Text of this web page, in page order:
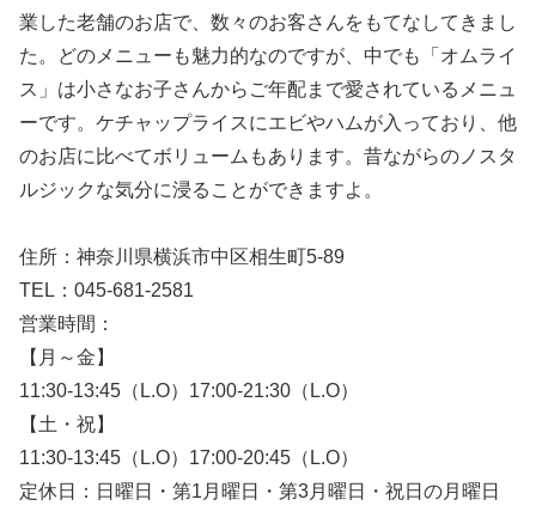
業した老舗のお店で、数々のお客さんをもてなしてきまし
た。どのメニューも魅力的なのですが、中でも「オムライ
ス」は小さなお子さんからご年配まで愛されているメニュ
ーです。ケチャップライスにエビやハムが入っており、他
のお店に比べてボリュームもあります。昔ながらのノスタ
ルジックな気分に浸ることができますよ。
住所：神奈川県横浜市中区相生町5-89
TEL：045-681-2581
営業時間：
【月～金】
11:30-13:45（L.O）17:00-21:30（L.O）
【土・祝】
11:30-13:45（L.O）17:00-20:45（L.O）
定休日：日曜日・第1月曜日・第3月曜日・祝日の月曜日